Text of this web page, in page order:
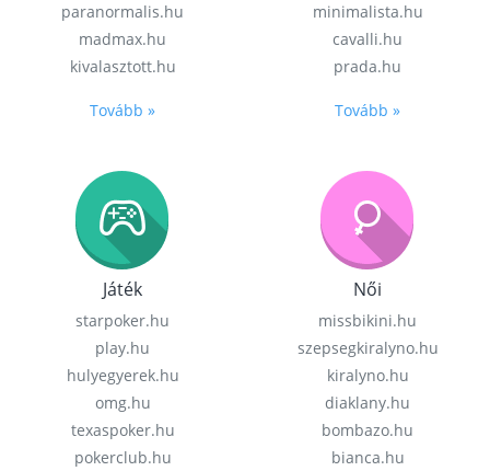
paranormalis.hu
madmax.hu
kivalasztott.hu
Tovább »
minimalista.hu
cavalli.hu
prada.hu
Tovább »
Játék
starpoker.hu
play.hu
hulyegyerek.hu
omg.hu
texaspoker.hu
pokerclub.hu
Női
missbikini.hu
szepsegkiralyno.hu
kiralyno.hu
diaklany.hu
bombazo.hu
bianca.hu